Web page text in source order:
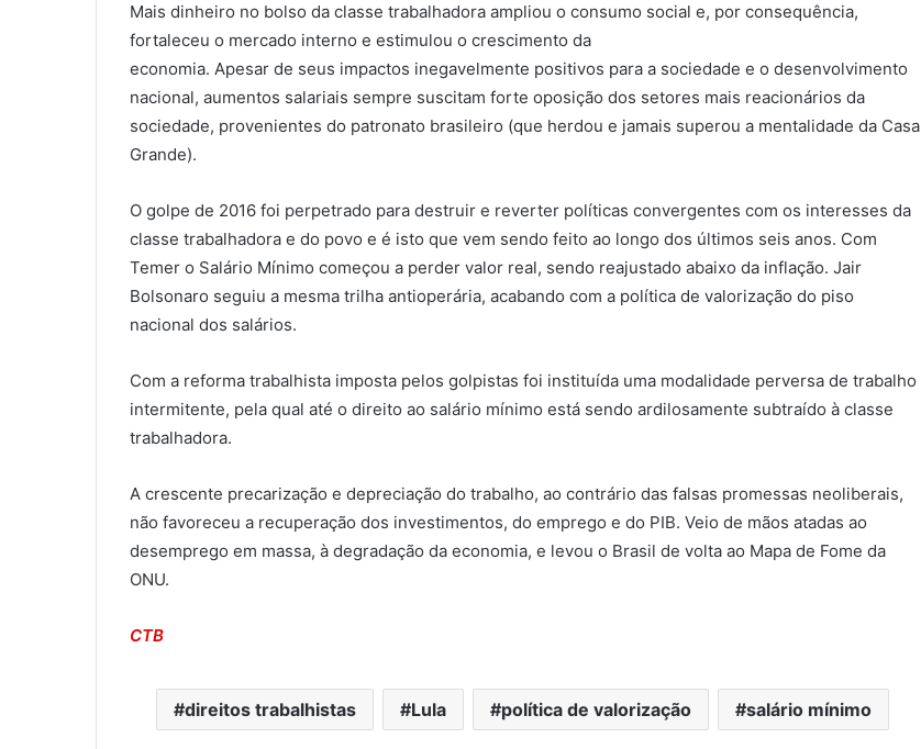
Mais dinheiro no bolso da classe trabalhadora ampliou o consumo social e, por consequência,
fortaleceu o mercado interno e estimulou o crescimento da
economia. Apesar de seus impactos inegavelmente positivos para a sociedade e o desenvolvimento
nacional, aumentos salariais sempre suscitam forte oposição dos setores mais reacionários da
sociedade, provenientes do patronato brasileiro (que herdou e jamais superou a mentalidade da Casa
Grande).
O golpe de 2016 foi perpetrado para destruir e reverter políticas convergentes com os interesses da
classe trabalhadora e do povo e é isto que vem sendo feito ao longo dos últimos seis anos. Com
Temer o Salário Mínimo começou a perder valor real, sendo reajustado abaixo da inflação. Jair
Bolsonaro seguiu a mesma trilha antioperária, acabando com a política de valorização do piso
nacional dos salários.
Com a reforma trabalhista imposta pelos golpistas foi instituída uma modalidade perversa de trabalho
intermitente, pela qual até o direito ao salário mínimo está sendo ardilosamente subtraído à classe
trabalhadora.
A crescente precarização e depreciação do trabalho, ao contrário das falsas promessas neoliberais,
não favoreceu a recuperação dos investimentos, do emprego e do PIB. Veio de mãos atadas ao
desemprego em massa, à degradação da economia, e levou o Brasil de volta ao Mapa de Fome da
ONU.
CTB
direitos trabalhistas Lula política de valorização salário mínimo